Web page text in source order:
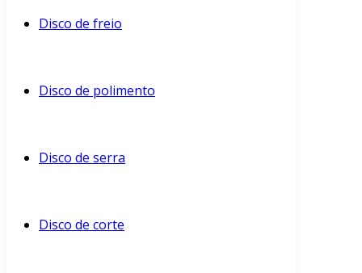
Disco de freio
Disco de polimento
Disco de serra
Disco de corte